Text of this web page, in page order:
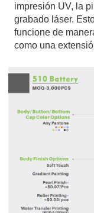
impresión UV, la
grabado láser.
funcione de
como una